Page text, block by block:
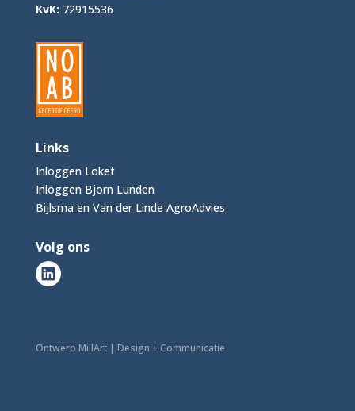
KvK: 72915536
Links
Inloggen Loket
Inloggen Bjorn Lunden
Bijlsma en Van der Linde AgroAdvies
Volg ons
Ontwerp MillArt | Design + Communicatie